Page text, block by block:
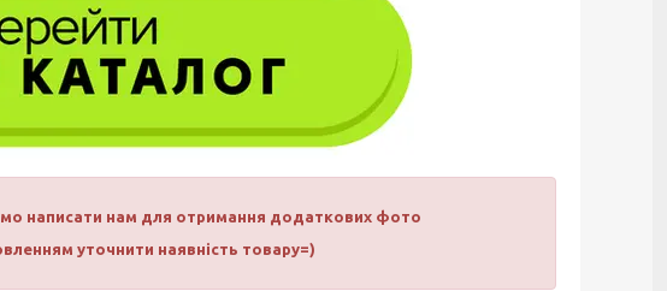
написати нам для отримання додаткових фото
уточнити наявність товару=)